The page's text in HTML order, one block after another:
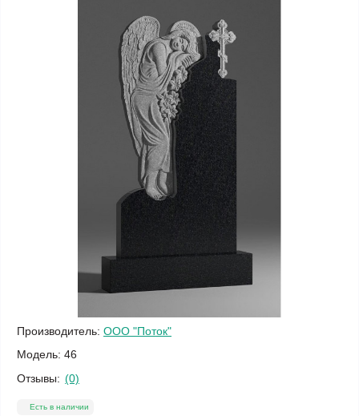
Производитель: ООО "Поток"
Модель: 46
Отзывы: (0)
Есть в наличии